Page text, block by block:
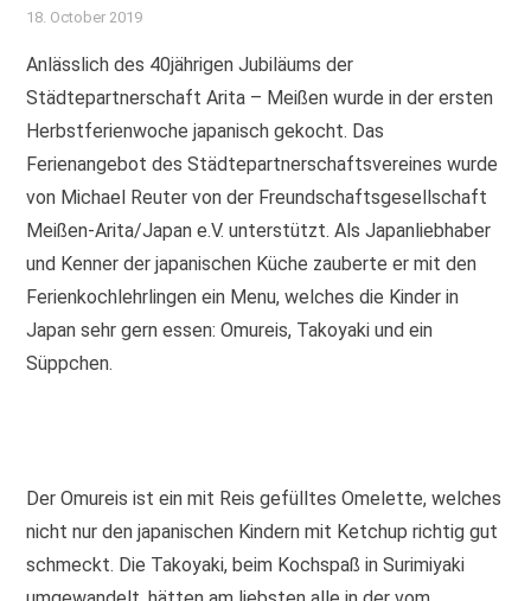
18. October 2019
Anlässlich des 40jährigen Jubiläums der
Städtepartnerschaft Arita – Meißen wurde in der ersten
Herbstferienwoche japanisch gekocht. Das
Ferienangebot des Städtepartnerschaftsvereines wurde
von Michael Reuter von der Freundschaftsgesellschaft
Meißen-Arita/Japan e.V. unterstützt. Als Japanliebhaber
und Kenner der japanischen Küche zauberte er mit den
Ferienkochlehrlingen ein Menu, welches die Kinder in
Japan sehr gern essen: Omureis, Takoyaki und ein
Süppchen.
Der Omureis ist ein mit Reis gefülltes Omelette, welches
nicht nur den japanischen Kindern mit Ketchup richtig gut
schmeckt. Die Takoyaki, beim Kochspaß in Surimiyaki